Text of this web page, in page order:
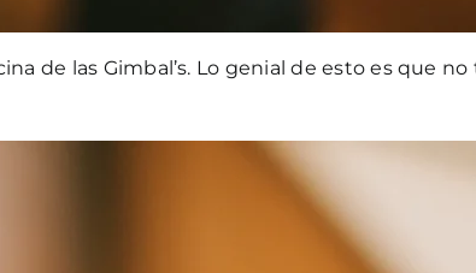
de las Gimbal’s. Lo genial de esto es que